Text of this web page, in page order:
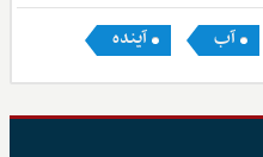
آب آینده